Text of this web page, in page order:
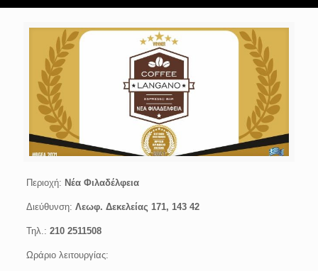
Περιοχή: Νέα Φιλαδέλφεια
Διεύθυνση: Λεωφ. Δεκελείας 171, 143 42
Τηλ.: 210 2511508
Ωράριο λειτουργίας: